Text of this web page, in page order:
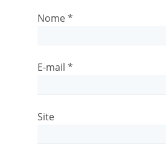
Nome*
E-mail *
Site